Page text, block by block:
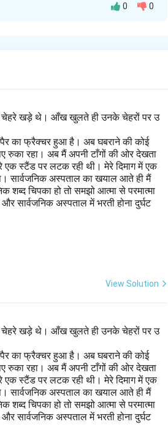
0 0
चेहरे खड़े थे। आँख खुलते ही उनके चेहरों पर उ
पैर का फ्रैक्चर हुआ है। अब घबराने की कोई
रुका रहा। अब मैं अपनी टाँगों की ओर देखता
स्टैंड पर लटक रही थी। मेरे दिमाग में एक
सार्वजनिक अस्पताल का खयाल आते ही मैं
चिपका हो तो समझो आत्मा से परमात्मा
सार्वजनिक अस्पताल में भरती होना दुर्घट
View Solution
चेहरे खड़े थे। आँख खुलते ही उनके चेहरों पर उ
पैर का फ्रैक्चर हुआ है। अब घबराने की कोई
रुका रहा। अब मैं अपनी टाँगों की ओर देखता
स्टैंड पर लटक रही थी। मेरे दिमाग में एक
सार्वजनिक अस्पताल का खयाल आते ही मैं
चिपका हो तो समझो आत्मा से परमात्मा
सार्वजनिक अस्पताल में भरती होना दुर्घट